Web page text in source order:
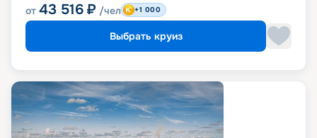
от 43 516 ₽ /чел +1 000
Выбрать круиз